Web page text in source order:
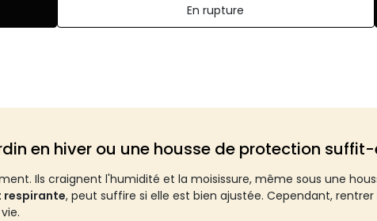
En rupture
en hiver ou une housse de protection suffit-
Ils craignent l'humidité et la moisissure, même sous une
respirante, peut suffire si elle est bien ajustée. Cependant,